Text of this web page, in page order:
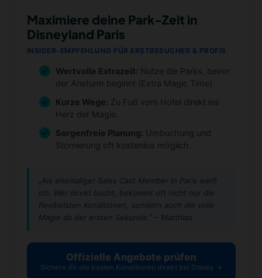
Maximiere deine Park-Zeit in
Disneyland Paris
INSIDER-EMPFEHLUNG FÜR ERSTBESUCHER & PROFIS
Wertvolle Extrazeit: Nutze die Parks, bevor
der Ansturm beginnt (Extra Magic Time).
Kurze Wege: Zu Fuß vom Hotel direkt ins
Herz der Magie.
Sorgenfreie Planung: Umbuchung und
Stornierung oft kostenlos möglich.
„Als ehemaliger Sales Cast Member in Paris weiß
ich: Wer direkt bucht, bekommt oft nicht nur die
flexibelsten Konditionen, sondern auch die volle
Magie ab der ersten Sekunde." – Matthias
Offizielle Angebote prüfen
Sichere dir die besten Konditionen direkt bei Disney →